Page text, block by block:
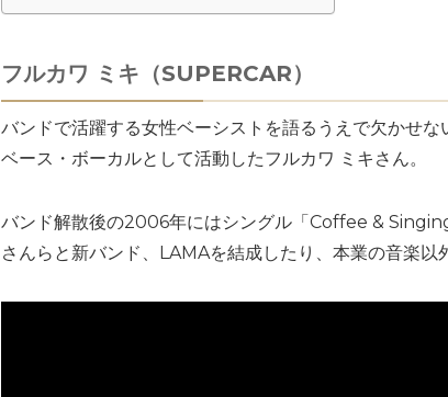
フルカワ ミキ（SUPERCAR）
バンドで活躍する女性ベーシストを語るうえで欠かせ
ベース・ボーカルとして活動したフルカワ ミキさん。
バンド解散後の2006年にはシングル「Coffee &
さんらと新バンド、LAMAを結成したり、本業の音楽以